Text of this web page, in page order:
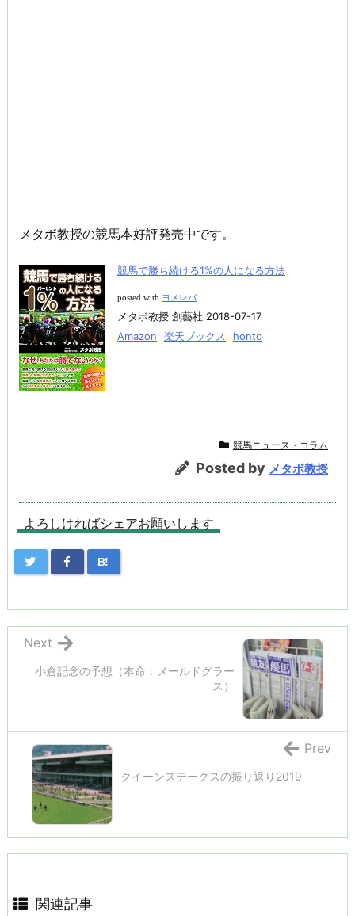
メタボ教授の競馬本好評発売中です。
競馬で勝ち続ける1%の人になる方法
posted with ヨメレバ
メタボ教授 創藝社 2018-07-17
Amazon
楽天ブックス honto
競馬ニュース・コラム
Posted by メタボ教授
よろしければシェアお願いします
B!
小倉記念の予想（本命：メールドグラー
ス）
Next
クイーンステークスの振り返り2019
Prev
関連記事